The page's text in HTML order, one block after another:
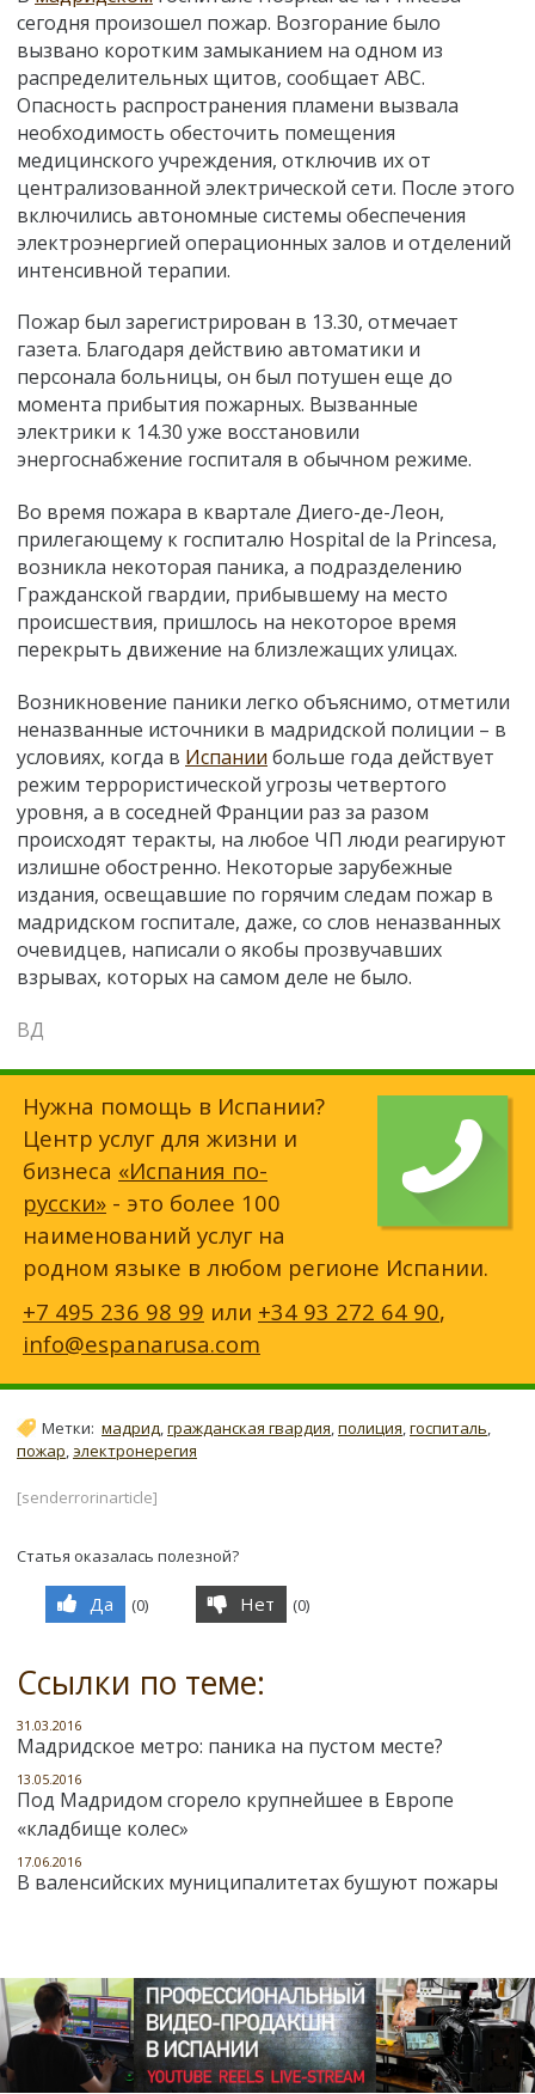
сегодня произошел пожар. Возгорание было
вызвано коротким замыканием на одном из
распределительных щитов, сообщает АВС.
Опасность распространения пламени вызвала
необходимость обесточить помещения
медицинского учреждения, отключив их от
централизованной электрической сети. После этого
включились автономные системы обеспечения
электроэнергией операционных залов и отделений
интенсивной терапии.
Пожар был зарегистрирован в 13.30, отмечает
газета. Благодаря действию автоматики и
персонала больницы, он был потушен еще до
момента прибытия пожарных. Вызванные
электрики к 14.30 уже восстановили
энергоснабжение госпиталя в обычном режиме.
Во время пожара в квартале Диего-де-Леон,
прилегающему к госпиталю Hospital de la Princesa,
возникла некоторая паника, а подразделению
Гражданской гвардии, прибывшему на место
происшествия, пришлось на некоторое время
перекрыть движение на близлежащих улицах.
Возникновение паники легко объяснимо, отметили
неназванные источники в мадридской полиции – в
условиях, когда в Испании больше года действует
режим террористической угрозы четвертого
уровня, а в соседней Франции раз за разом
происходят теракты, на любое ЧП люди реагируют
излишне обостренно. Некоторые зарубежные
издания, освещавшие по горячим следам пожар в
мадридском госпитале, даже, со слов неназванных
очевидцев, написали о якобы прозвучавших
взрывах, которых на самом деле не было.
ВД
Нужна помощь в Испании?
Центр услуг для жизни и
бизнеса «Испания по-
русски» - это более 100
наименований услуг на
родном языке в любом регионе Испании.
+7 495 236 98 99 или +34 93 272 64 90,
info@espanarusa.com
Метки: мадрид гражданская гвардия полиция госпиталь
пожар, электронерегия
[senderrorinarticle]
Статья оказалась полезной?
Да (0) Нет (0)
Ссылки по теме:
31.03.2016
Мадридское метро: паника на пустом месте?
13.05.2016
Под Мадридом сгорело крупнейшее в Европе
«кладбище колес»
17.06.2016
В валенсийских муниципалитетах бушуют пожары